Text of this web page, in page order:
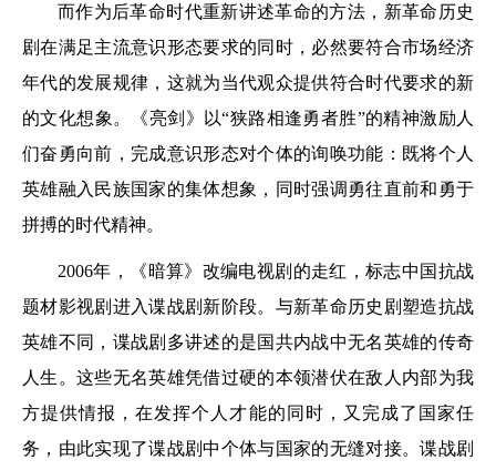
而作为后革命时代重新讲述革命的方法，新革命历史
剧在满足主流意识形态要求的同时，必然要符合市场经济
年代的发展规律，这就为当代观众提供符合时代要求的新
的文化想象。《亮剑》以“狭路相逢勇者胜”的精神激励人
们奋勇向前，完成意识形态对个体的询唤功能：既将个人
英雄融入民族国家的集体想象，同时强调勇往直前和勇于
拼搏的时代精神。
2006年，《暗算》改编电视剧的走红，标志中国抗战
题材影视剧进入谍战剧新阶段。与新革命历史剧塑造抗战
英雄不同，谍战剧多讲述的是国共内战中无名英雄的传奇
人生。这些无名英雄凭借过硬的本领潜伏在敌人内部为我
方提供情报，在发挥个人才能的同时，又完成了国家任
务，由此实现了谍战剧中个体与国家的无缝对接。谍战剧